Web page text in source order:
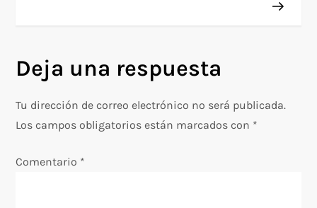
g
a
Deja una respuesta
Tu dirección de correo electrónico no será publicada.
Los campos obligatorios están marcados con *
Comentario *